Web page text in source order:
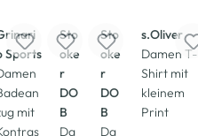
Sports
mit
Sto
oke
r
DO
B
Da
Sto
oke
r
DO
B
Da
s.Oliver
Damen T-
Shirt mit
kleinem
Print